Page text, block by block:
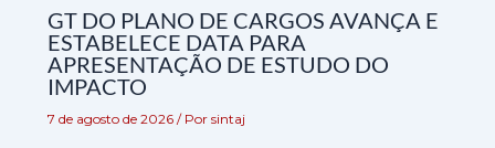
GT DO PLANO DE CARGOS AVANÇA E
ESTABELECE DATA PARA
APRESENTAÇÃO DE ESTUDO DO
IMPACTO
7 de agosto de 2026 / Por sintaj